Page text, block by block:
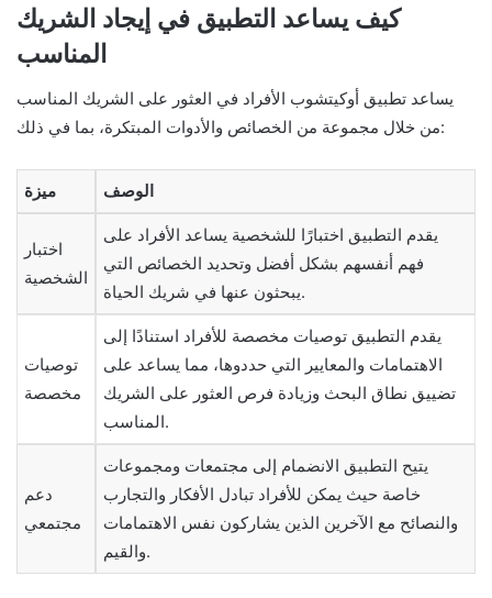
كيف يساعد التطبيق في إيجاد الشريك
المناسب
يساعد تطبيق أوكيتشوب الأفراد في العثور على الشريك المناسب
من خلال مجموعة من الخصائص والأدوات المبتكرة، بما في ذلك:
ميزة الوصف
اختبار
الشخصية
يقدم التطبيق اختبارًا للشخصية يساعد الأفراد على
فهم أنفسهم بشكل أفضل وتحديد الخصائص التي
يبحثون عنها في شريك الحياة.
توصيات
مخصصة
يقدم التطبيق توصيات مخصصة للأفراد استنادًا إلى
الاهتمامات والمعايير التي حددوها، مما يساعد على
تضييق نطاق البحث وزيادة فرص العثور على الشريك
المناسب.
دعم
مجتمعي
يتيح التطبيق الانضمام إلى مجتمعات ومجموعات
خاصة حيث يمكن للأفراد تبادل الأفكار والتجارب
والنصائح مع الآخرين الذين يشاركون نفس الاهتمامات
والقيم.